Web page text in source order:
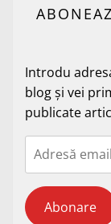
Introdu
blog și vei
publicate
Adresă
email
Abonare